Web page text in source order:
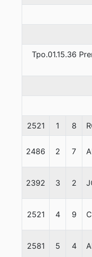
Tpo.01.15.36
2521 1 8
2486 2 7
2392 3 2
2521 4 9
2581 5 4